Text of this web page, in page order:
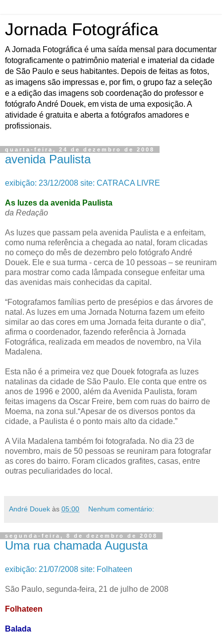
Jornada Fotográfica
A Jornada Fotográfica é uma saída mensal para documentar
fotograficamente o patrimônio material e imaterial da cidade
de São Paulo e seus habitantes. Depois de feitas as fotos,
as imagens são impressas e, por fim, o grupo faz a seleção
e a edição das imagens sob coordenação do professor e
fotógrafo André Douek, em vista de uma exposição. A
atividade é gratuita e aberta a fotógrafos amadores e
profissionais.
quarta-feira, 24 de dezembro de 2008
avenida Paulista
exibição: 23/12/2008 site: CATRACA LIVRE
As luzes da avenida Paulista
da Redação
As luzes que passam pela avenida Paulista e a enfeitam,
como numa referência a chegada ao natal, foram clicadas
no começo do mês de dezembro pelo fotógrafo André
Douek. Ele e sua turma - cerca de 10 pessoas – se reuniram
para mostrar como cada lâmpada consegue enfeitar uma
das avenidas mais conhecidas da capital.
“Fotografamos famílias perto de presépios e das árvores de
natal. As luzes em uma Jornada Noturna fazem um efeito
similar ao das cores em uma Jornada feita durante o dia”,
afirma o coordenador, fazendo referência à Jornada
Fotográfica, realizada em meados de novembro, na Vila
Madalena.
Esta não é a primeira vez que Douek fotografa as luzes
natalinas da cidade de São Paulo. Ele conta que entre os
anos de 1996 e 2000, além da Avenida Paulista, foram
feitas imagens da Oscar Freire, bem com ruas do bairro de
Moema, na zona sul.“Apesar de os diversos pontos da
cidade, a Paulista é o ponto mais alto da cidade.”
A Vila Madalena também foi fotografada. No dia 23 de
novembro, mais de 50 pessoas se reuniram para fotografar
as cores do bairro. Foram clicados grafites, casas, entre
outras peculiaridades do local.
André Douek às 05:00 Nenhum comentário:
segunda-feira, 8 de dezembro de 2008
Uma rua chamada Augusta
exibição: 21/07/2008 site: Folhateen
São Paulo, segunda-feira, 21 de julho de 2008
Folhateen
Balada